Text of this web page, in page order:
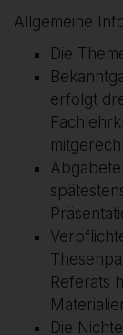
Allgemeine
Die
erfolgt
Referats
Die